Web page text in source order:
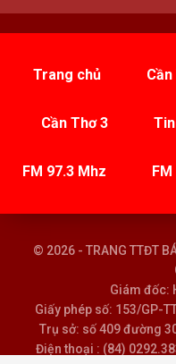
Trang chủ Cần
Cần Thơ 3
FM 97.3 Mhz
© 2026 - TRANG TTĐT
Giám đốc:
Giấy phép số: 153/GP-
Trụ sở: số 409 đường
Điện thoại : (84)